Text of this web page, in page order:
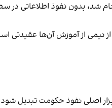
شد، بدون نفوذ اطلاعاتی در
پیشین هستند و بیش از نیمی از آموزش آن‌ها
اصلی نفوذ حکومت تبدیل شود.